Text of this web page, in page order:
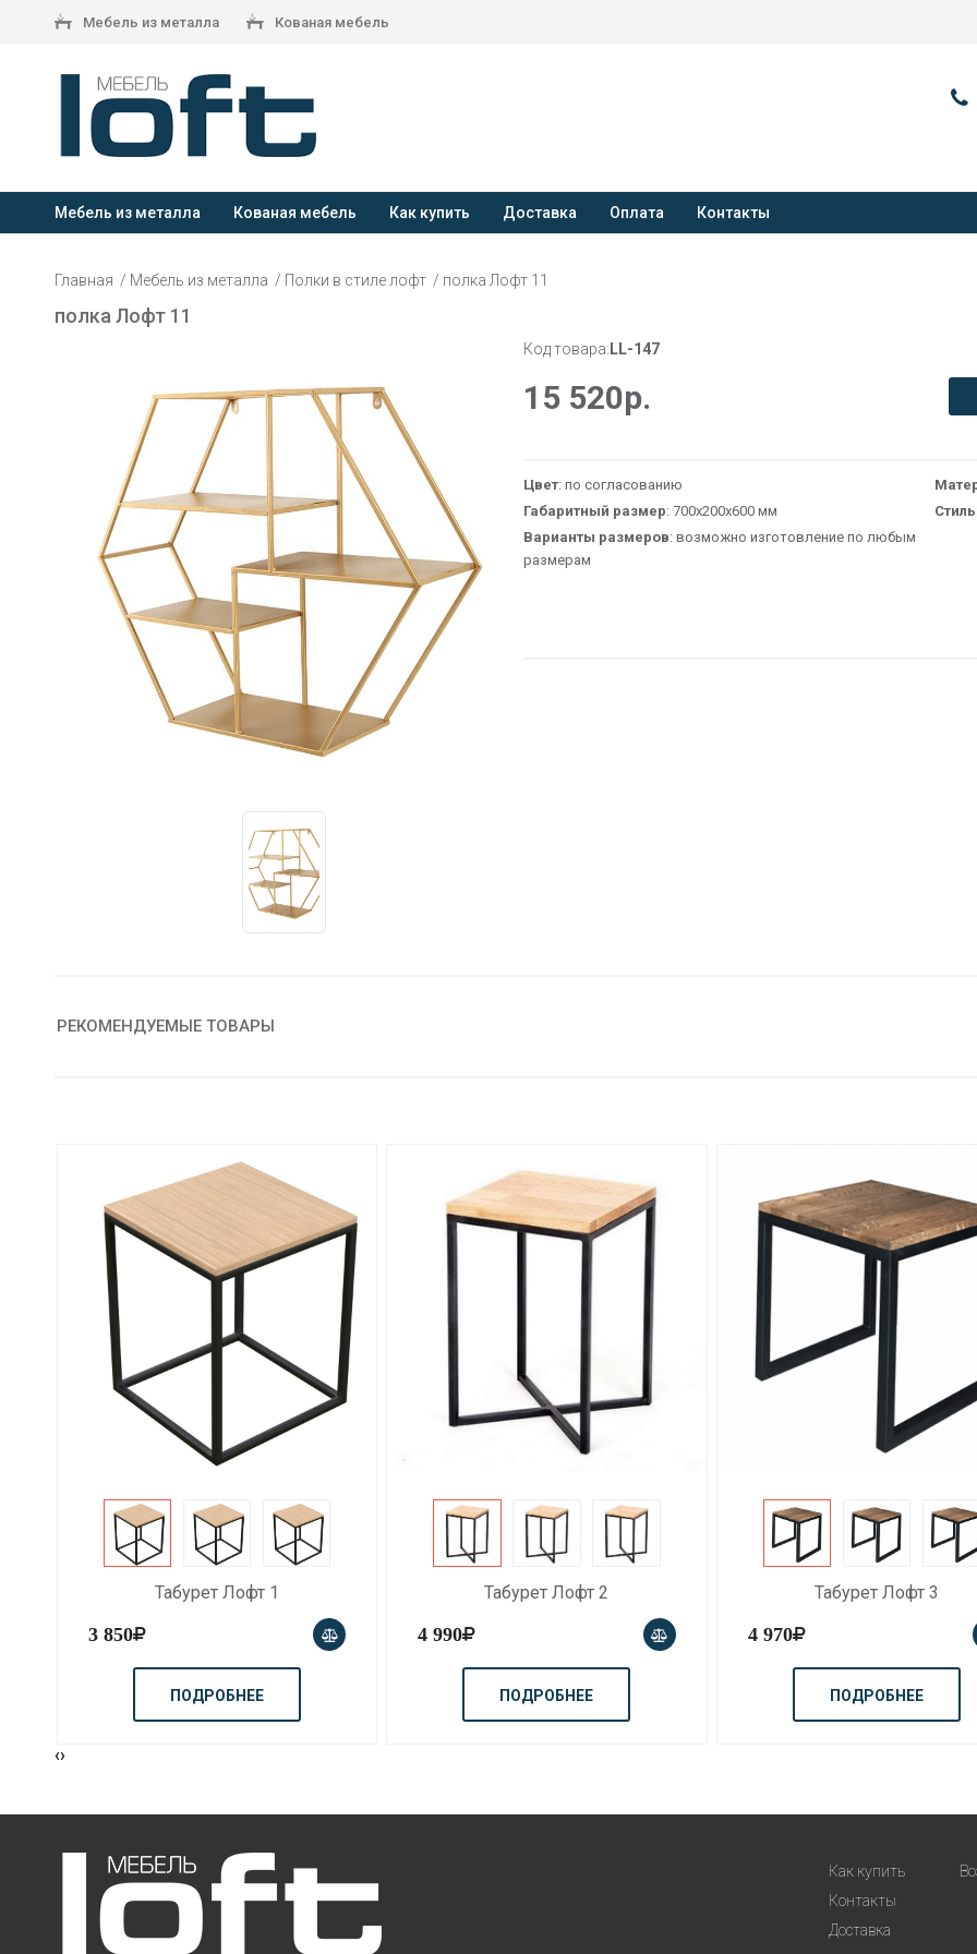
Мебель из металла Кованая мебель
Мебель из металла Кованая мебель Как купить Доставка Оплата Контакты
Главная Мебель из металла Полки в стиле лофт полка Лофт 11
полка Лофт 11
Код товара: LL-147
15 520р.
Цвет: по согласованию
Габаритный размер: 700х200х600 мм Стиль
Варианты размеров: возможно изготовление по любым
размерам
РЕКОМЕНДУЕМЫЕ ТОВАРЫ
Табурет Лофт 2
4 990
ПОДРОБНЕЕ
Табурет Лофт 3
4 970
ПОДРОБНЕЕ
Табурет Лофт 4
4 080
ПОДРОБНЕЕ
‹›
Как купить
Контакты
Доставка